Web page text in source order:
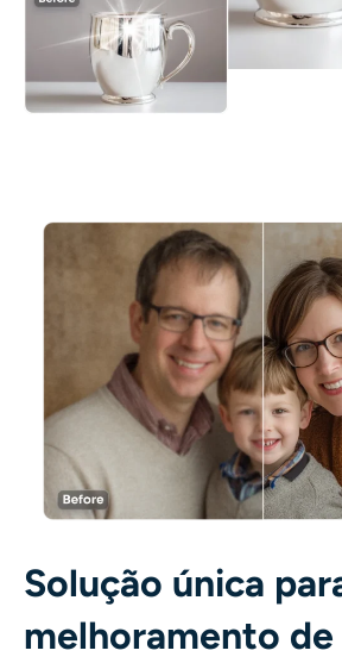
Solução única
melhoramento de